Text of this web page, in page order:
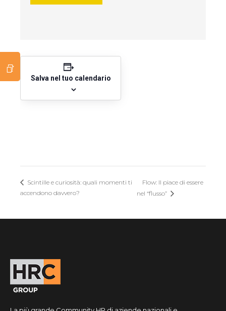
Salva nel tuo calendario
Scintille e curiosità: quali momenti ti
accendono davvero?
Flow: Il piace di essere
nel “flusso”